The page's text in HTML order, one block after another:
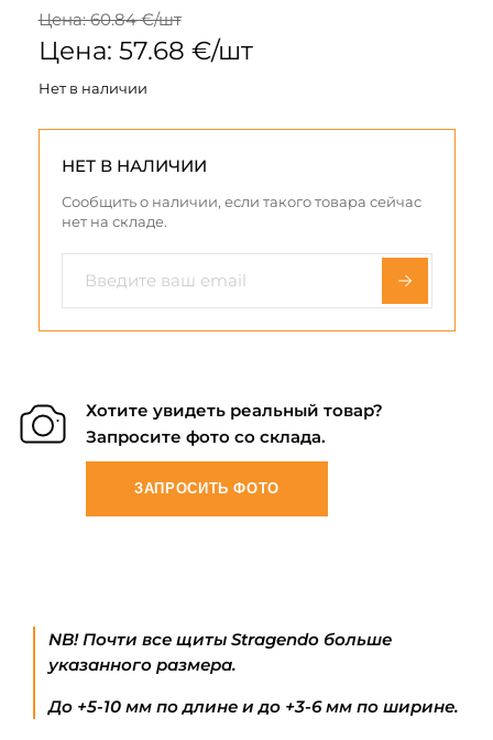
Цена: 60.84 €/шт
Цена: 57.68 €/шт
Нет в наличии
НЕТ В НАЛИЧИИ
Сообщить о наличии, если такого товара сейчас
нет на складе.
Хотите увидеть реальный товар?
Запросите фото со склада.
ЗАПРОСИТЬ ФОТО
NB! Почти все щиты Stragendo больше
указанного размера.
До +5-10 мм по длине и до +3-6 мм по ширине.